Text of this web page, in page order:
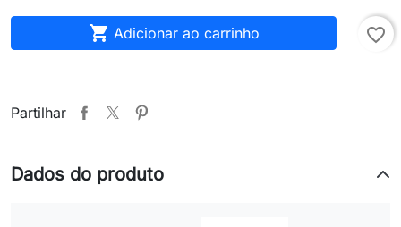
 Adicionar ao carrinho favorite_border
Partilhar
Dados do produto